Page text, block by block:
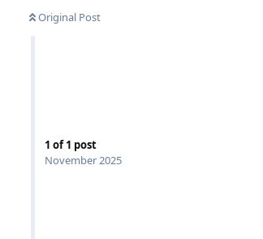
Original Post
1 of1 post
November 2025